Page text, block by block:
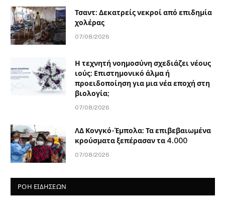
Τσαντ: Δεκατρείς νεκροί από επιδημία
χολέρας
07/08/2026
Η τεχνητή νοημοσύνη σχεδιάζει νέους
ιούς: Επιστημονικό άλμα ή
προειδοποίηση για μια νέα εποχή στη
βιολογία;
07/08/2026
ΛΔ Κονγκό-Έμπολα: Τα επιβεβαιωμένα
κρούσματα ξεπέρασαν τα 4.000
07/08/2026
ΡΟΗ ΕΙΔΗΣΕΩΝ